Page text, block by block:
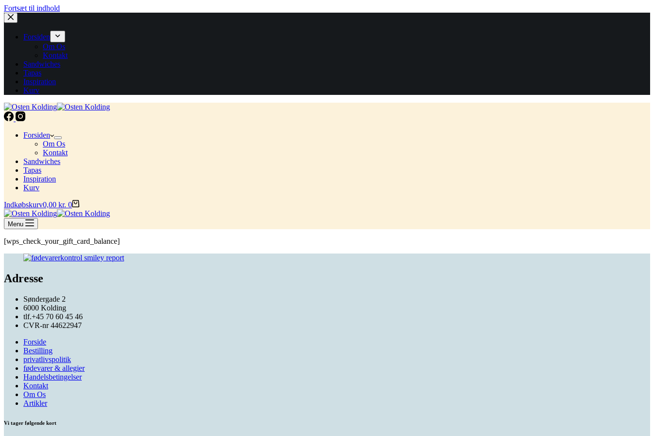
Fortsæt til indhold
Forsiden
Om Os
Kontakt
Sandwiches
Tapas
Inspiration
Kurv
Forsiden
Om Os
Kontakt
Sandwiches
Tapas
Inspiration
Kurv
Indkøbskurv0,00 kr. 0
Menu
[wps_check_your_gift_card_balance]
Adresse
Søndergade 2
6000 Kolding
tlf.+45 70 60 45 46
CVR-nr 44622947
Forside
Bestilling
privatlivspolitik
fødevarer & allegier
Handelsbetingelser
Kontakt
Om Os
Artikler
Vi tager følgende kort